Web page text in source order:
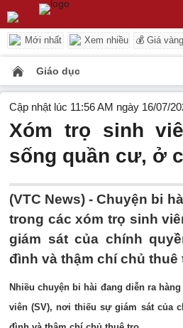
Mới nhất Xem nhiều 💰 Giá vàng
Giáo dục
Cập nhật lúc 11:56 AM ngày 16/07/
Xóm trọ sinh
sống quần cư, ở
(VTC News) -Chuyện bi
trong các xóm trọ sinh
giám sát của chính
đình và thậm chí chủ thuê
Nhiều chuyện bi hài đang diễn ra
viên (SV), nơi thiếu sự giám sát của